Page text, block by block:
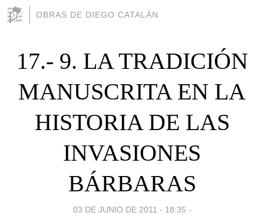
OBRAS DE DIEGO CATALÁN
17.- 9. LA TRADICIÓN
MANUSCRITA EN LA
HISTORIA DE LAS
INVASIONES
BÁRBARAS
03 DE JUNIO DE 2011 - 18:35 -